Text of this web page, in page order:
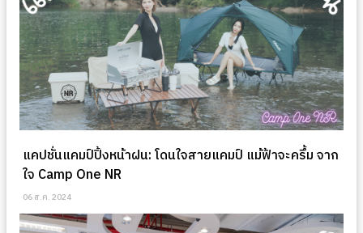
แคปชั่นแคมป์ปิ้งหน้าฝน: โดนใจสายแคมป์ แม้ฟ้าจะครึ้ม จาก
ใจ Camp One NR
06 ส.ค. 2024